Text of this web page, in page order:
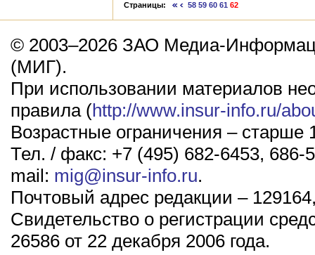
Страницы: 58 59 60 61 62
© 2003–2026 ЗАО Медиа-
(МИГ).
При использовании материалов
правила (http://www.insur-info.ru/
Возрастные ограничения – старше
Тел. / факс: +7 (495) 682-6453, 686-
mail: mig@insur-info.ru.
Почтовый адрес редакции –
Свидетельство о регистрации
26586 от 22 декабря 2006 года.